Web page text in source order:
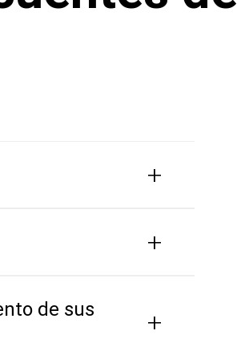
+
+
de sus
+